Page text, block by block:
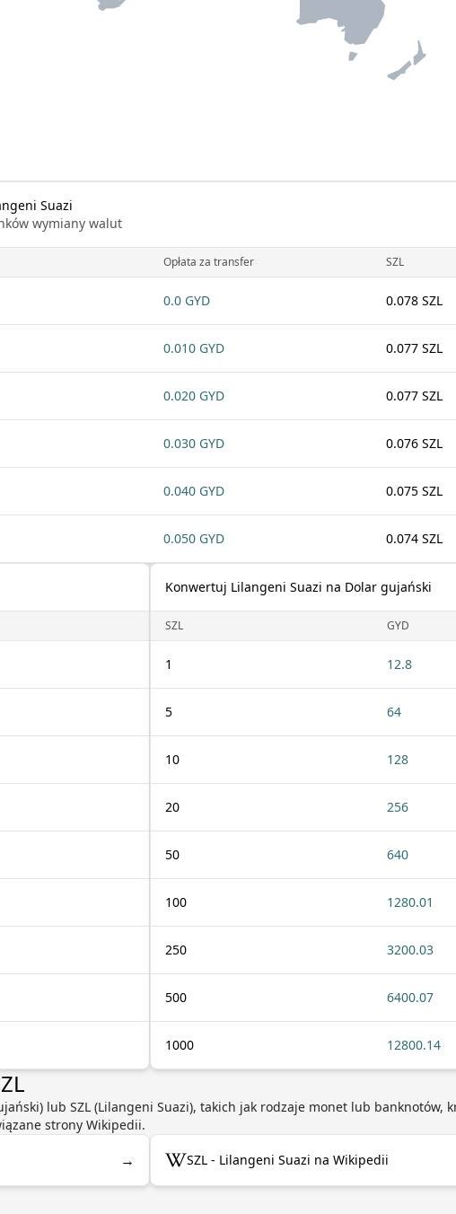
Suazi
wymiany walut
Opłata za transfer SZL
0.0 GYD 0.078 SZL
0.010 GYD 0.077 SZL
0.020 GYD 0.077 SZL
0.030 GYD 0.076 SZL
0.040 GYD 0.075 SZL
0.050 GYD 0.074 SZL
Konwertuj Lilangeni Suazi na Dolar gujański
SZL GYD
1 12.8
5 64
10 128
20 256
50 640
100 1280.01
250 3200.03
500 6400.07
1000 12800.14
lub SZL (Lilangeni Suazi), takich jak rodzaje monet lub banknotów,
strony Wikipedii.
→ SZL - Lilangeni Suazi na Wikipedii